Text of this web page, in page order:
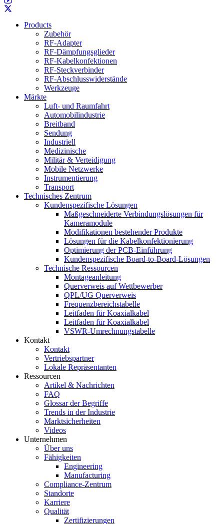
Products
Zubehör
RF-Adapter
RF-Dämpfungsglieder
RF-Kabelkonfektionen
RF-Steckverbinder
RF-Abschlusswiderstände
Werkzeuge
Märkte
Luft- und Raumfahrt
Automobilindustrie
Breitband
Sendung
Industriell
Medizinische
Militär & Verteidigung
Mobile Netzwerke
Instrumentierung
Transport
Technisches Zentrum
Kundenspezifische Lösungen
Maßgeschneiderte Verbindungslösungen für
Kameramodule
Modifikationen bestehender Produkte
Lösungen für die Kabelkonfektionierung
Optimierung der PCB-Einführung
Kundenspezifische Board-to-Board-Lösungen
Technische Ressourcen
Montageanleitung
Querverweis auf Wettbewerber
QPL/UG Querverweis
Frequenzbereichstabelle
Leitfaden für Koaxialkabel
Leitfaden für Koaxialkabel
VSWR-Umrechnungstabelle
Kontakt
Kontakt
Vertriebspartner
Lokale Repräsentanten
Ressourcen
Artikel & Nachrichten
FAQ
Glossar der Begriffe
Trends in der Industrie
Marktsicherheiten
Videos
Unternehmen
Über uns
Fähigkeiten
Engineering
Manufacturing
Compliance-Zentrum
Standorte
Karriere
Qualität
Zertifizierungen